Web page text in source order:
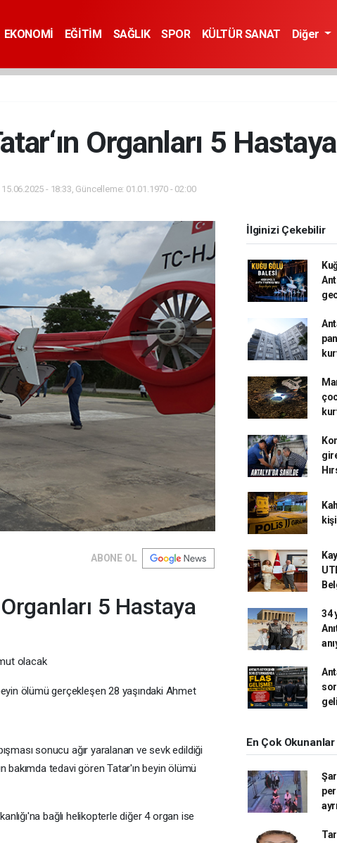
EKONOMİ EĞİTİM SAĞLIK SPOR KÜLTÜR SANAT Diğer
Organları 5
15.06.2025 - 18:33, Güncelleme: 01.01.1970 - 02:00
ABONE OL
5 Hastaya
olacak
ölümü gerçekleşen 28 yaşındaki Ahmet
sonucu ağır yaralanan ve sevk edildiği
tedavi gören Tatar'ın beyin ölümü
bağlı helikopterle diğer 4 organ ise
İlginizi Çekebilir
34
En Çok Okunanlar